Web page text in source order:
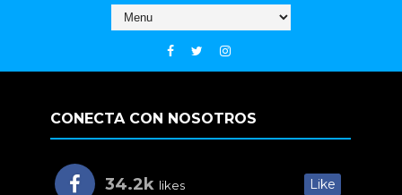
CONECTA CON NOSOTROS
34.2k likes Like